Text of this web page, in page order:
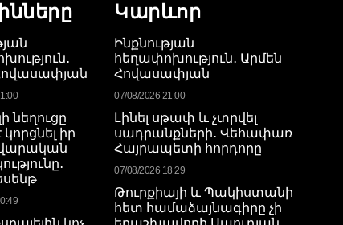
նեղուցը
իր
Կարևոր
Ինքնության
հեղափոխություն․ Արմեն
Հովասափյան
07/08/2026 21:00
Լինել սթափ և չտրվել
սադրանքների․ Վեհափառ
Հայրապետի հորդորը
07/08/2026 18:29
Թուրքիայի և Պակիստանի
հետ համաձայնագիրը չի